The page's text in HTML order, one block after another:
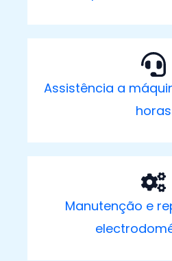
Assistência a
horas
Manutenção e